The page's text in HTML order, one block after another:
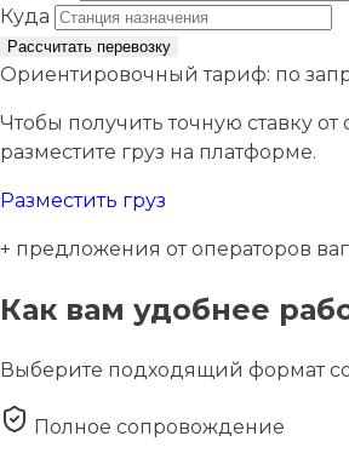
Куда
Рассчитать перевозку
Ориентировочный тариф: по
Чтобы получить точную ставку от
разместите груз на платформе.
Разместить груз
+ предложения от операторов
Как вам удобнее
Выберите подходящий формат
Полное сопровождение